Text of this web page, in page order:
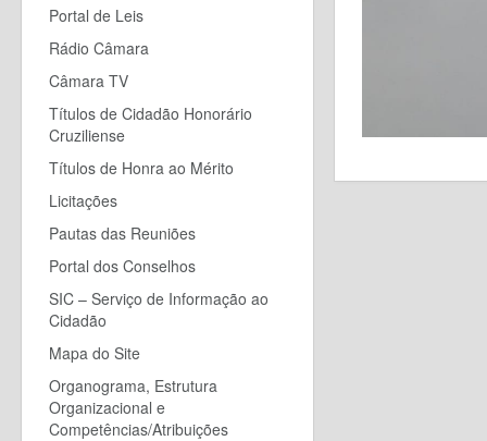
Portal de Leis
Rádio Câmara
Câmara TV
Títulos de Cidadão Honorário
Cruziliense
Títulos de Honra ao Mérito
Licitações
Pautas das Reuniões
Portal dos Conselhos
SIC – Serviço de Informação ao
Cidadão
Mapa do Site
Organograma, Estrutura
Organizacional e
Competências/Atribuições